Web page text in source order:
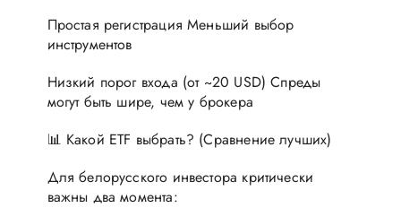
Простая регистрация Меньший выбор
инструментов
Низкий порог входа (от ~20 USD) Спреды
могут быть шире, чем у брокера
📊 Какой ETF выбрать? (Сравнение лучших)
Для белорусского инвестора критически
важны два момента: